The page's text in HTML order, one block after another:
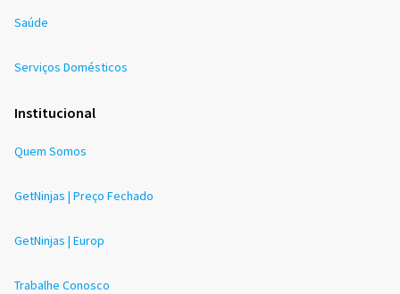
Saúde
Serviços Domésticos
Institucional
Quem Somos
GetNinjas | Preço Fechado
GetNinjas | Europ
Trabalhe Conosco